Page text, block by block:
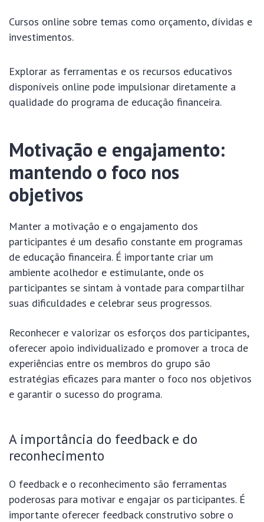
Cursos online sobre temas como orçamento, dívidas e
investimentos.
Explorar as ferramentas e os recursos educativos
disponíveis online pode impulsionar diretamente a
qualidade do programa de educação financeira.
Motivação e engajamento:
mantendo o foco nos
objetivos
Manter a motivação e o engajamento dos
participantes é um desafio constante em programas
de educação financeira. É importante criar um
ambiente acolhedor e estimulante, onde os
participantes se sintam à vontade para compartilhar
suas dificuldades e celebrar seus progressos.
Reconhecer e valorizar os esforços dos participantes,
oferecer apoio individualizado e promover a troca de
experiências entre os membros do grupo são
estratégias eficazes para manter o foco nos objetivos
e garantir o sucesso do programa.
A importância do feedback e do
reconhecimento
O feedback e o reconhecimento são ferramentas
poderosas para motivar e engajar os participantes. É
importante oferecer feedback construtivo sobre o